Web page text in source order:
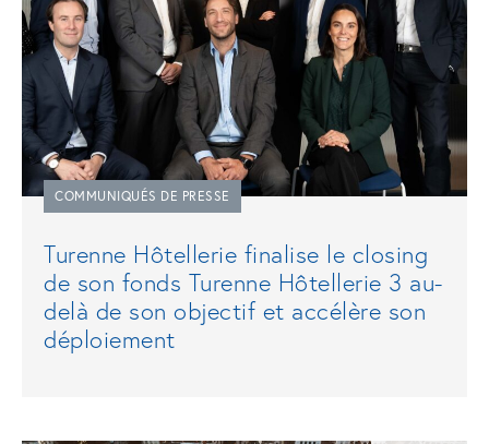
COMMUNIQUÉS DE PRESSE
Turenne Hôtellerie finalise le closing
de son fonds Turenne Hôtellerie 3 au-
delà de son objectif et accélère son
déploiement